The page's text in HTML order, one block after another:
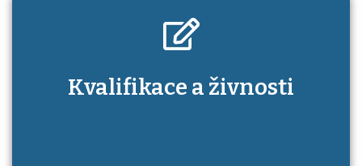
Kdo je to autorizovaná osoba a jaké výhody
má získání autorizace?
Kvalifikace a živnosti